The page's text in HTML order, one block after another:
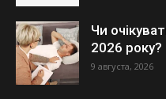
Чи
2026 року?
9 августа, 2026